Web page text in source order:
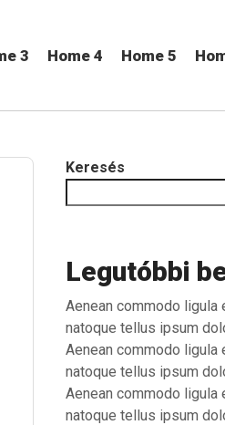
3 Home 4 Home 5
Keresés
Legutóbbi
Aenean commodo
natoque tellus ipsum
Aenean commodo
natoque tellus ipsum
Aenean commodo
natoque tellus ipsum